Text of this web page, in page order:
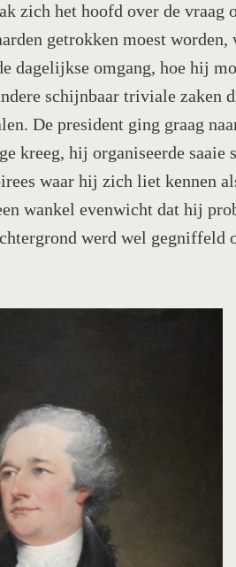
zich het hoofd over de
getrokken moest worden,
dagelijkse omgang, hoe hij
schijnbaar triviale zaken
De president ging graag
kreeg, hij organiseerde saaie
waar hij zich liet kennen
wankel evenwicht dat hij
werd wel gegniffeld